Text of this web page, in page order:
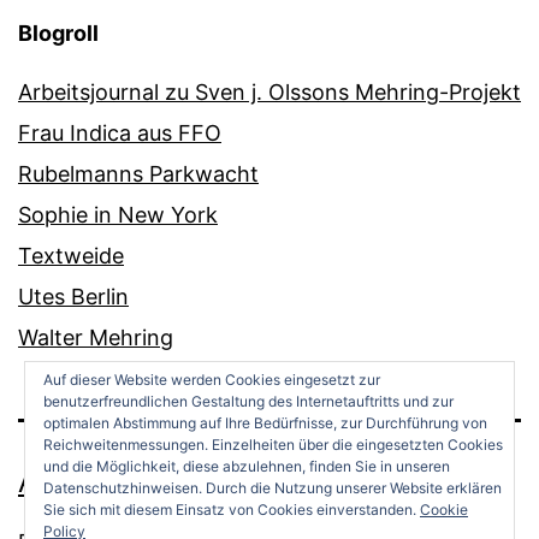
Blogroll
Arbeitsjournal zu Sven j. Olssons Mehring-Projekt
Frau Indica aus FFO
Rubelmanns Parkwacht
Sophie in New York
Textweide
Utes Berlin
Walter Mehring
ANDREAS OPPERMANN
Auf dieser Website werden Cookies eingesetzt zur
benutzerfreundlichen Gestaltung des Internetauftritts und zur
optimalen Abstimmung auf Ihre Bedürfnisse, zur Durchführung von
Reichweitenmessungen. Einzelheiten über die eingesetzten Cookies
und die Möglichkeit, diese abzulehnen, finden Sie in unseren
Datenschutzhinweisen. Durch die Nutzung unserer Website erklären
Sie sich mit diesem Einsatz von Cookies einverstanden. Cookie
Policy